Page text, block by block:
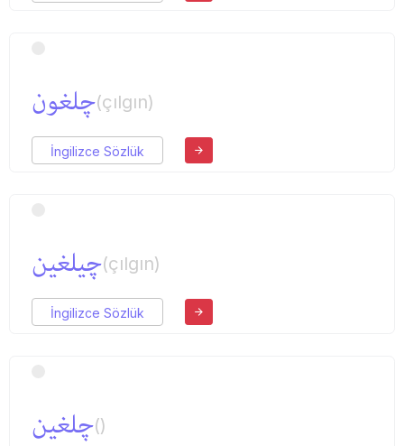
چلغون(çılgın)
İngilizce Sözlük
چیلغین(çılgın)
İngilizce Sözlük
چلغین()